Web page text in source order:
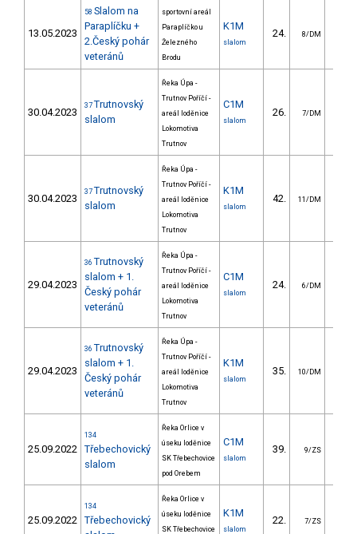
13.05.2023
58 Slalom na
Paraplíčku +
2.Český pohár
veteránů
sportovní areál
Paraplíčko u
Železného
Brodu
K1M
slalom
24. 8/DM
30.04.2023
37 Trutnovský
slalom
Řeka Úpa -
Trutnov Poříčí -
areál loděnice
Lokomotiva
Trutnov
C1M
slalom
26. 7/DM
30.04.2023
37 Trutnovský
slalom
Řeka Úpa -
Trutnov Poříčí -
areál loděnice
Lokomotiva
Trutnov
K1M
slalom
42. 11/DM
29.04.2023
36 Trutnovský
slalom + 1.
Český pohár
veteránů
Řeka Úpa -
Trutnov Poříčí -
areál loděnice
Lokomotiva
Trutnov
C1M
slalom
24. 6/DM
29.04.2023
36 Trutnovský
slalom + 1.
Český pohár
veteránů
Řeka Úpa -
Trutnov Poříčí -
areál loděnice
Lokomotiva
Trutnov
K1M
slalom
35. 10/DM
25.09.2022
134
Třebechovický
slalom
Řeka Orlice v
úseku loděnice
SK Třebechovice
pod Orebem
C1M
slalom
39. 9/ZS
25.09.2022
134
Třebechovický
Řeka Orlice v
úseku loděnice
SK Třebechovice
K1M
slalom
22. 7/ZS